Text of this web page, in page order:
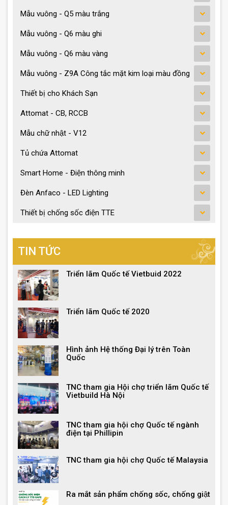
Mẫu vuông - Q5 màu trắng
Mẫu vuông - Q6 màu ghi
Mẫu vuông - Q6 màu vàng
Mẫu vuông - Z9A Công tắc mặt kim loại màu đồng
Thiết bị cho Khách Sạn
Attomat - CB, RCCB
Mẫu chữ nhật - V12
Tủ chứa Attomat
Smart Home - Điện thông minh
Đèn Anfaco - LED Lighting
Thiết bị chống sốc điện TTE
TIN TỨC
Triển lãm Quốc tế Vietbuid 2022
Triển lãm Quốc tế 2020
Hình ảnh Hệ thống Đại lý trên Toàn
Quốc
TNC tham gia Hội chợ triển lãm Quốc tế
Vietbuild Hà Nội
TNC tham gia hội chợ Quốc tế ngành
điện tại Phillipin
TNC tham gia hội chợ Quốc tế Malaysia
Ra mắt sản phẩm chống sốc, chống giật